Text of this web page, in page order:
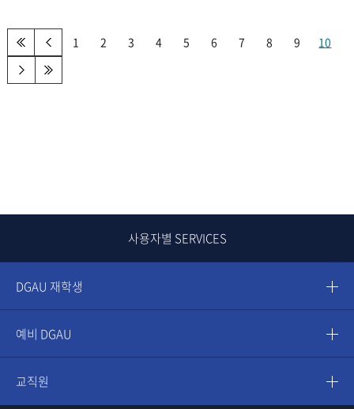
1 2 3 4 5 6 7 8 9 10
사용자별 SERVICES
DGAU 재학생
예비 DGAU
교직원